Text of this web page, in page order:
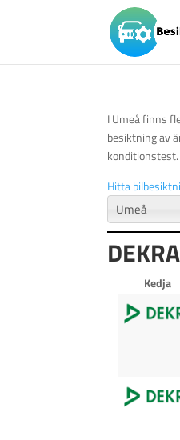
I Umeå finns
besiktning av
Hitta
Kedja